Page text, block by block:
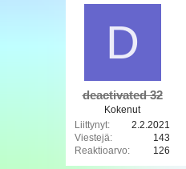
D
deactivated 32
Kokenut
Liittynyt
2.2.2021
Viestejä
143
Reaktioarvo
126